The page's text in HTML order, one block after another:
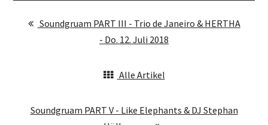
Soundgruam PART III - Trio de Janeiro & HERTHA
- Do. 12. Juli 2018
Alle Artikel
Soundgruam PART V - Like Elephants & DJ Stephan